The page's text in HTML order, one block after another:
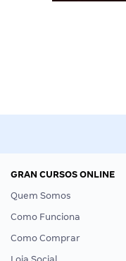
GRAN CURSOS ONLINE
Quem Somos
Como Funciona
Como Comprar